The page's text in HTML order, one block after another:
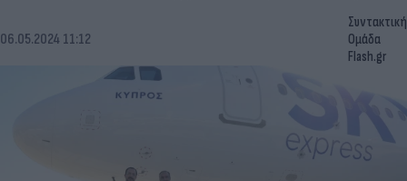
06.05.2024 11:12
Συντακτική
Ομάδα
Flash.gr